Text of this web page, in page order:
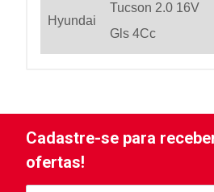
Hyundai
Tucson 2.0 16V
Gls 4Cc
Cadastre-se para
ofertas!